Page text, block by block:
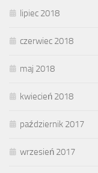
lipiec 2018
czerwiec 2018
maj 2018
kwiecień 2018
październik 2017
wrzesień 2017